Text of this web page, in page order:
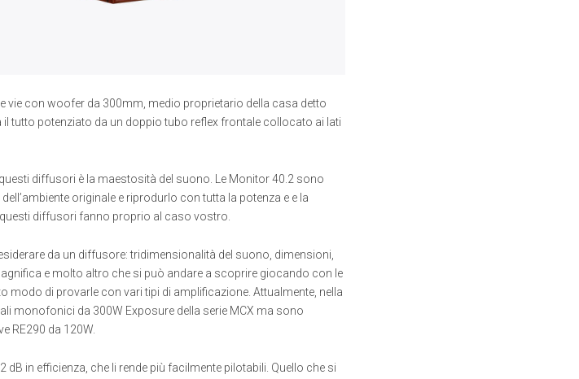
vie con woofer da 300mm, medio proprietario della casa detto
tutto potenziato da un doppio tubo reflex frontale collocato ai lati
diffusori è la maestosità del suono. Le Monitor 40.2 sono
originale e riprodurlo con tutta la potenza e e la
diffusori fanno proprio al caso vostro.
da un diffusore: tridimensionalità del suono, dimensioni,
e molto altro che si può andare a scoprire giocando con le
di provarle con vari tipi di amplificazione. Attualmente, nella
monofonici da 300W Exposure della serie MCX ma sono
RE290 da 120W.
in efficienza, che li rende più facilmente pilotabili. Quello che si